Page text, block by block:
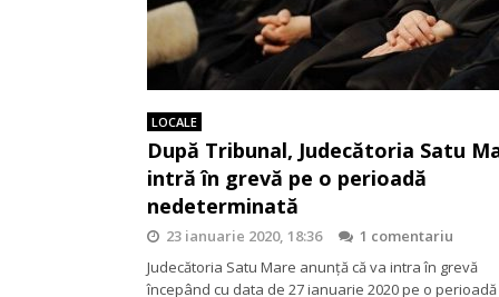
LOCALE
După Tribunal, Judecătoria Satu
intră în grevă pe o perioadă
nedeterminată
23 ianuarie 2020, 18:36
1 comentariu
Judecătoria Satu Mare anunță că va intra în grevă
începând cu data de 27 ianuarie 2020 pe o perioadă